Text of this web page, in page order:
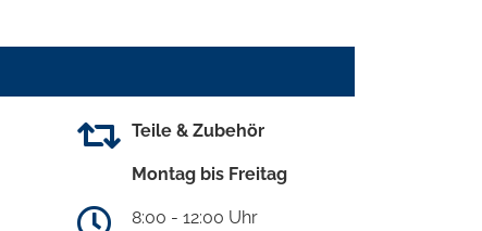
Teile & Zubehör
Montag bis Freitag
8:00 - 12:00 Uhr